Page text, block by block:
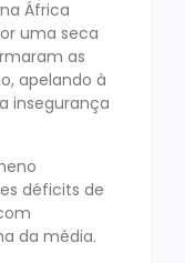
África
uma seca
as
apelando à
insegurança
déficits de
da média.